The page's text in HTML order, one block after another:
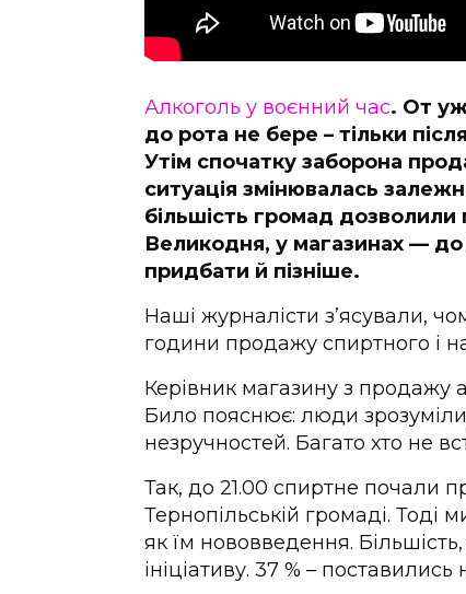
Алкоголь у воєнний час. От
до рота не бере – тільки
Утім спочатку заборона
ситуація змінювалась
більшість громад
Великодня, у магазинах —
придбати й пізніше.
Наші журналісти з’ясували,
години продажу спиртного і
Керівник магазину з продажу
Било пояснює: люди
незручностей. Багато хто не
Так, до 21.00 спиртне почали
Тернопільській громаді. Тоді
як їм нововведення.
ініціативу. 37 % – поставились